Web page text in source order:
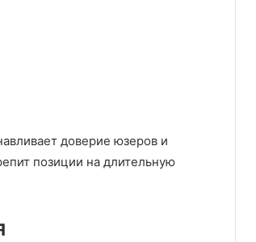
доверие юзеров и
позиции на длительную